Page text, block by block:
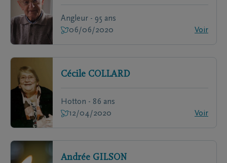
Angleur - 95 ans
06/06/2020
Voir
Cécile COLLARD
Hotton - 86 ans
12/04/2020
Voir
Andrée GILSON